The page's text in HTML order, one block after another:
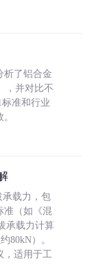
析了铝合金
，并对比不
标准和行业
承载力，包
准（如《混
承载力计算
80kN）。
，适用于工